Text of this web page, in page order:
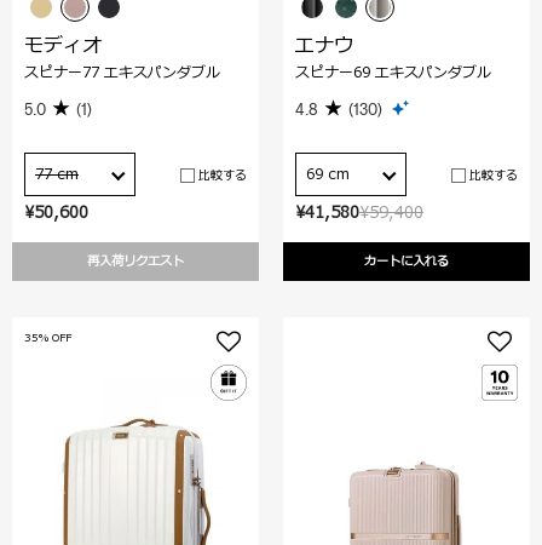
¥50,600
再入荷リクエスト
モディオ
スピナー77 エキスパンダブル
5.0 (1)
77 cm 比較する
¥59,400
¥41,580
カートに入れる
エナウ
スピナー69 エキスパンダブル
4.8 (130)
69 cm 比較する
35% OFF